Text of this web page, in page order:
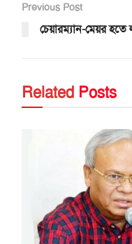
Previous Post
চেয়ারম্যান-মেয়র হতে
RelatedPosts